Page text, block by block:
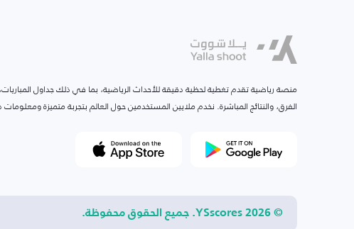
منصة رياضية تقدم تغطية لحظية دقيقة للأحداث الرياضية، بما في ذلك جداول
الفرق، والنتائج المباشرة. نخدم ملايين المستخدمين حول العالم بتجربة متميزة
© 2026 YSscores. جميع الحقوق محفوظة.